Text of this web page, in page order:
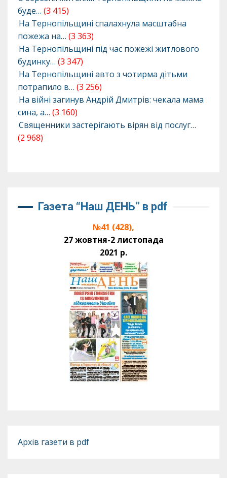
буде… (3 415)
На Тернопільщині спалахнула масштабна
пожежа на… (3 363)
На Тернопільщині під час пожежі житлового
будинку… (3 347)
На Тернопільщині авто з чотирма дітьми
потрапило в… (3 256)
На війні загинув Андрій Дмитрів: чекала мама
сина, а… (3 160)
Священники застерігають вірян від послуг…
(2 968)
Газета “Наш ДЕНЬ” в pdf
№41 (428),
27 жовтня-2 листопада
2021 р.
Архів газети в pdf